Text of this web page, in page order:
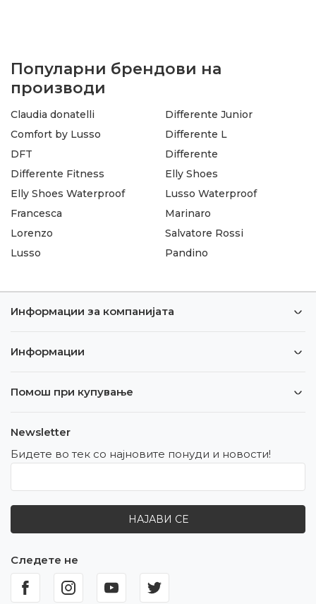
Популарни брендови на
производи
Claudia donatelli
Comfort by Lusso
DFT
Differente Fitness
Differente Junior
Differente L
Differente
Elly Shoes
Elly Shoes Waterproof
Francesca
Lorenzo
Lusso
Lusso Waterproof
Marinaro
Salvatore Rossi
Pandino
Информации за компанијата
Информации
Помош при купување
Newsletter
Бидете во тек со најновите понуди и новости!
НАЈАВИ СЕ
Следете не